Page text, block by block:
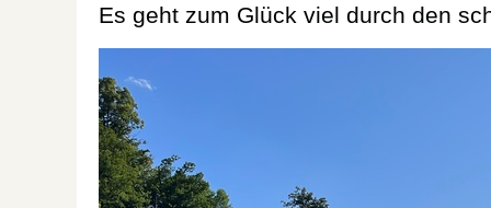
Es geht zum Glück viel durch den